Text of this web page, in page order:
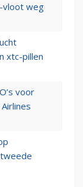
vloot weg
xtc-pillen
voor